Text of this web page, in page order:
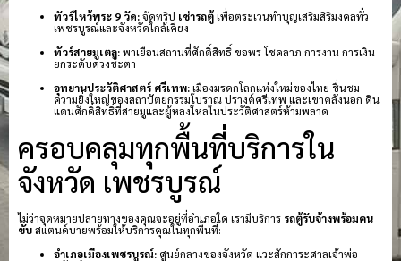
ทัวร์ไหว้พระ 9 วัด:จัดทริป เช่ารถตู้เพื่อตระเวนทำบุญเสริมสิริมงคลทั่ว
เพชรบูรณ์และจังหวัดใกล้เคียง
ทัวร์สายมูเตลู:พาเยือนสถานที่ศักดิ์สิทธิ์ ขอพร โชคลาภ การงาน การเงิน
ยกระดับดวงชะตา
อุทยานประวัติศาสตร์ ศรีเทพ:เมืองมรดกโลกแห่งใหม่ของไทย ชื่นชม
ความยิ่งใหญ่ของสถาปัตยกรรมโบราณ ปรางค์ศรีเทพ และเขาคลังนอก ดิน
แดนศักดิ์สิทธิ์ที่สายมูและผู้หลงใหลในประวัติศาสตร์ห้ามพลาด
ครอบคลุมทุกพื้นที่บริการใน
จังหวัด เพชรบูรณ์
ไม่ว่าจุดหมายปลายทางของคุณจะอยู่ที่อำเภอใด เรามีบริการ รถตู้รับจ้างพร้อมคน
ขับสแตนด์บายพร้อมให้บริการคุณในทุกพื้นที่:
อำเภอเมืองเพชรบูรณ์: ศูนย์กลางของจังหวัด แวะสักการะศาลเจ้าพ่อ